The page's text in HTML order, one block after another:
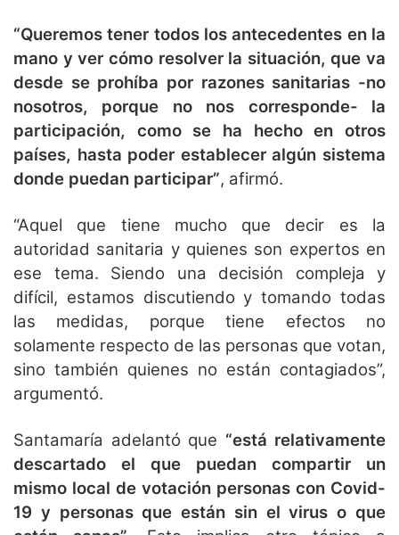
“Queremos tener todos los antecedentes en la
mano y ver cómo resolver la situación, que va
desde se prohíba por razones sanitarias -no
nosotros, porque no nos corresponde- la
participación, como se ha hecho en otros
países, hasta poder establecer algún sistema
donde puedan participar”, afirmó.
“Aquel que tiene mucho que decir es la
autoridad sanitaria y quienes son expertos en
ese tema. Siendo una decisión compleja y
difícil, estamos discutiendo y tomando todas
las medidas, porque tiene efectos no
solamente respecto de las personas que votan,
sino también quienes no están contagiados”,
argumentó.
Santamaría adelantó que “está relativamente
descartado el que puedan compartir un
mismo local de votación personas con Covid-
19 y personas que están sin el virus o que